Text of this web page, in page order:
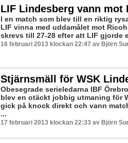
LIF Lindesberg vann mot
I en match som blev till en riktig
LIF vinna med uddamålet mot
skrevs till 27-28 efter att LIF gjorde
16 februari 2013 klockan 22:47 av Björn
Stjärnsmäll för WSK
Obesegrade serieledarna IBF
blev en otäckt jobbig utmaning för
gick på knock direkt och vann
...
17 februari 2013 klockan 22:33 av Björn